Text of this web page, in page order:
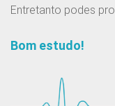
Entretanto podes
Bom estudo!